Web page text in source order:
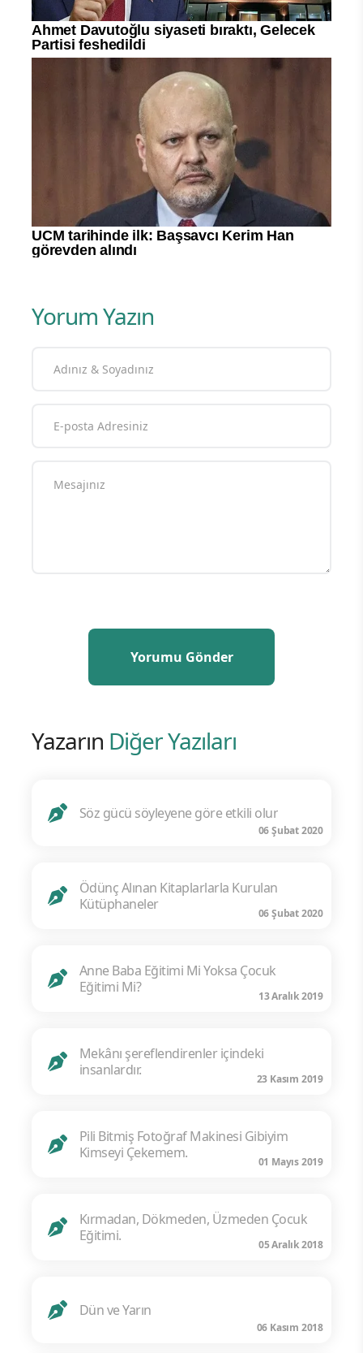
Yorum Yazın
Yazarın Diğer Yazıları
Söz gücü söyleyene göre etkili olur
06 Şubat 2020
Ödünç Alınan Kitaplarlarla Kurulan
Kütüphaneler
06 Şubat 2020
Anne Baba Eğitimi Mi Yoksa Çocuk
Eğitimi Mi?
13 Aralık 2019
Mekânı şereflendirenler içindeki
insanlardır.
23 Kasım 2019
Pili Bitmiş Fotoğraf Makinesi Gibiyim
Kimseyi Çekemem.
01 Mayıs 2019
Kırmadan, Dökmeden, Üzmeden Çocuk
Eğitimi.
05 Aralık 2018
Dün ve Yarın
06 Kasım 2018